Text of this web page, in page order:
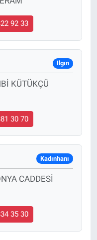
92 33
Ilgın
KÜTÜKÇÜ
30 70
Kadınhanı
CADDESİ
35 30